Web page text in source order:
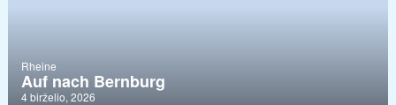
Rheine
Auf nach Bernburg
4 birželio, 2026